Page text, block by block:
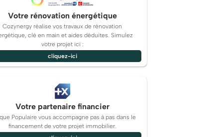
Votre rénovation énergétique
Cozynergy réalise vos travaux de rénovation
clé en main et aides déduites. Simulez
votre projet ici :
cliquez-ici
Votre partenaire financier
Populaire vous accompagne pas à pas dans le
financement de votre projet immobilier.